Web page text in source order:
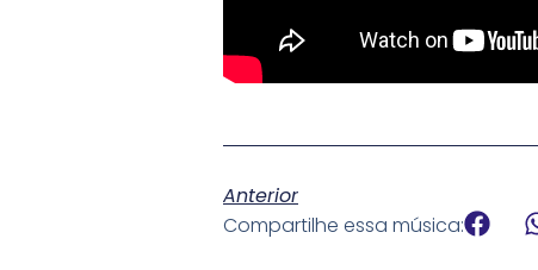
Anterior
Compartilhe essa música: